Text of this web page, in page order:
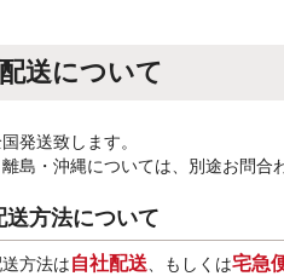
配送について
発送致します。
島・沖縄については、別途お問合
送方法について
方法は自社配送、もしくは宅急